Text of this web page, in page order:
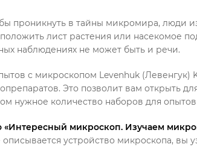
проникнуть в тайны микромира, люди
лист растения или насекомое
наблюдениях не может быть и речи.
с микроскопом Levenhuk (Левенгук)
Это позволит вам открыть
нужное количество наборов для
«Интересный микроскоп. Изучаем
описывается устройство микроскопа, вы